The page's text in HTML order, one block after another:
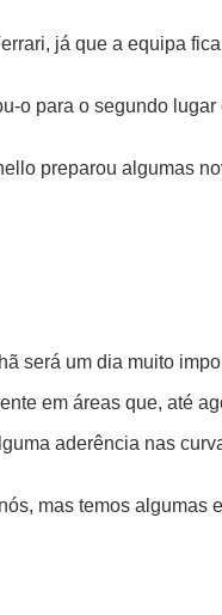
já que a equipa
para o segundo
preparou algumas
será um dia muito
em áreas que, até
aderência nas
mas temos algumas